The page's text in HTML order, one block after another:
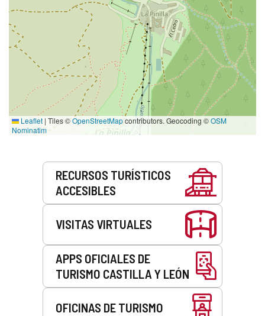
Leaflet | Tiles ©OpenStreetMapcontributors. Geocoding ©OSM
Nominatim
RECURSOS TURÍSTICOS
ACCESIBLES
VISITAS VIRTUALES
APPS OFICIALES DE
TURISMO CASTILLA Y LEÓN
OFICINAS DE TURISMO